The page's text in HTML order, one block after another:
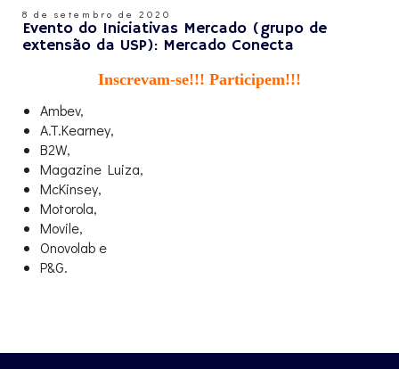
8 de setembro de 2020
Evento do Iniciativas Mercado (grupo de
extensão da USP): Mercado Conecta
Inscrevam-se!!! Participem!!!
Ambev,
A.T.Kearney,
B2W,
Magazine Luiza,
McKinsey,
Motorola,
Movile,
Onovolab e
P&G.